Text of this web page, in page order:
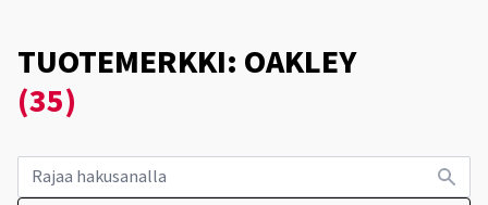
TUOTEMERKKI: OAKLEY
(35)